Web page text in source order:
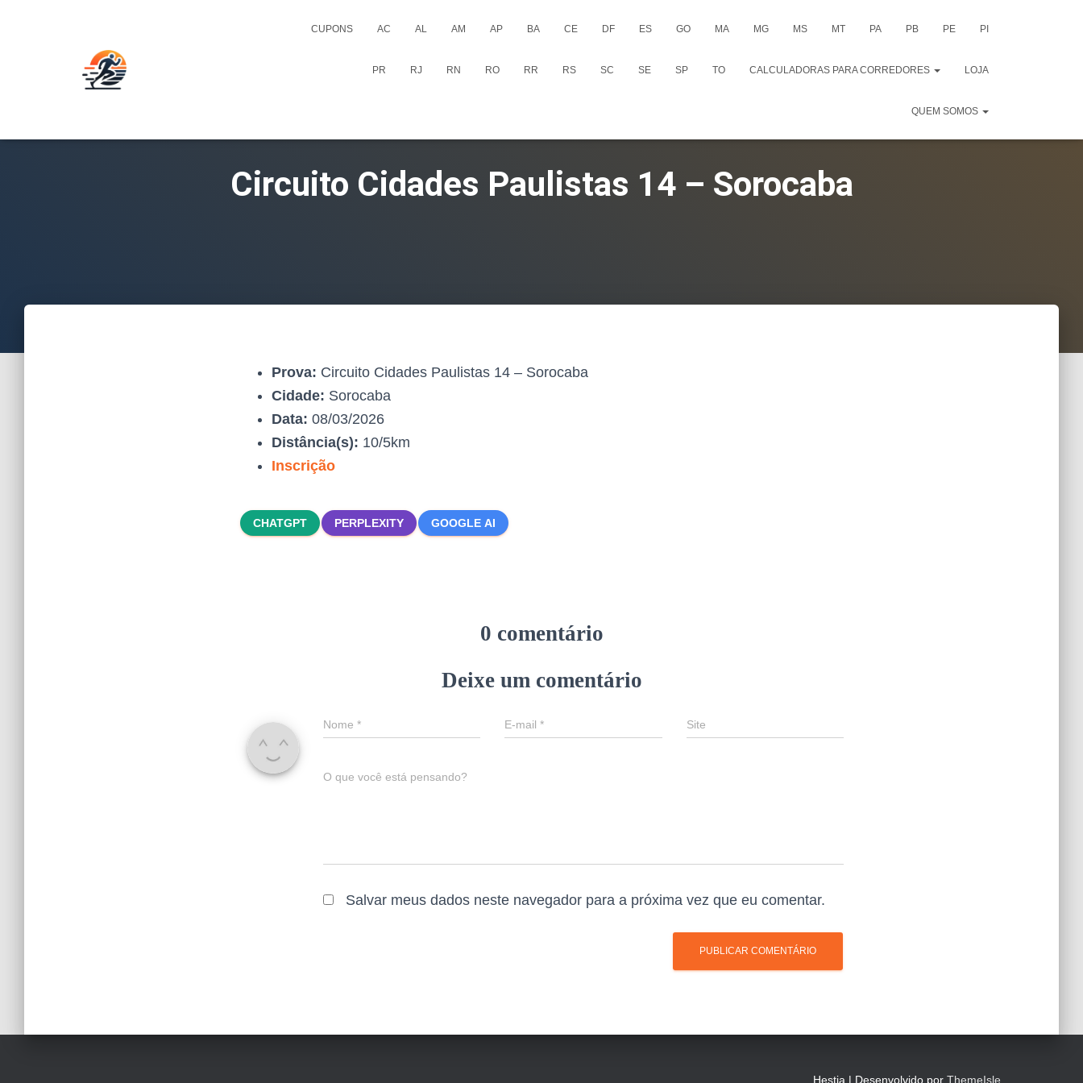
CUPONS AC AL AM AP BA CE DF ES GO MA MG MS MT PA PB PE PI
PR RJ RN RO RR RS SC SE SP TO CALCULADORAS PARA CORREDORES LOJA
QUEM SOMOS
Circuito Cidades Paulistas 14 – Sorocaba
Prova: Circuito Cidades Paulistas 14 – Sorocaba
Cidade: Sorocaba
Data: 08/03/2026
Distância(s): 10/5km
Inscrição
CHATGPT PERPLEXITY GOOGLE AI
0 comentário
Deixe um comentário
Nome * E-mail* Site
O que você está pensando?
Salvar meus dados neste navegador para a próxima vez que eu comentar.
Hestia | Desenvolvido por ThemeIsle